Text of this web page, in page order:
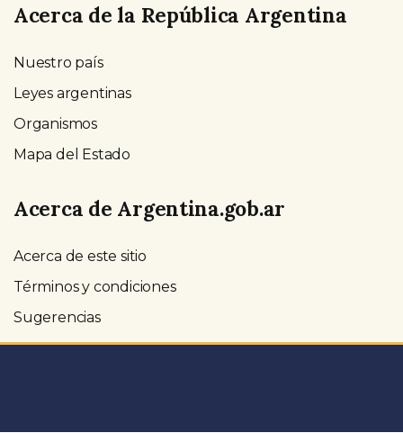
Acerca de la República Argentina
Nuestro país
Leyes argentinas
Organismos
Mapa del Estado
Acerca de Argentina.gob.ar
Acerca de este sitio
Términos y condiciones
Sugerencias